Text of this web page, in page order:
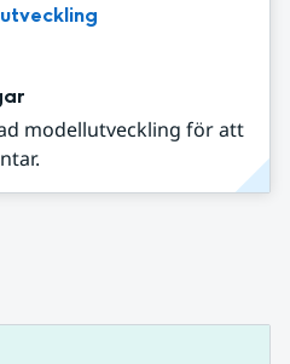
modellutveckling för att